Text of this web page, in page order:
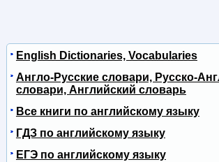
English Dictionaries, Vocabularies
Англо-Русские словари, Русско-
словари, Английский словарь
Все книги по английскому языку
ГДЗ по английскому языку
ЕГЭ по английскому языку